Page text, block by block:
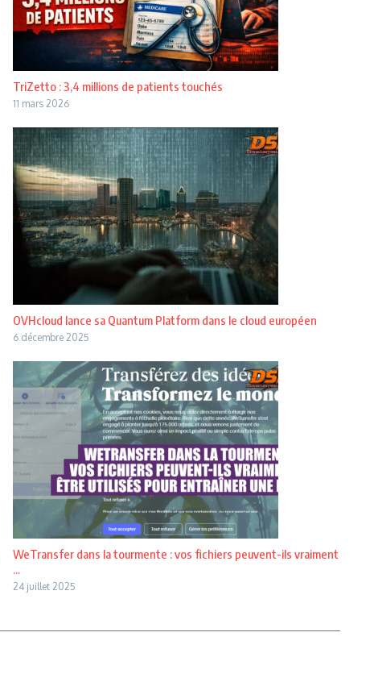
TriZetto : 3,4 millions de patients touchés
11 mars 2026
OVHcloud lance sa Quantum Platform dans le cloud européen
6 décembre 2025
WeTransfer dans la tourmente : vos fichiers peuvent-ils vraiment
...
24 juillet 2025